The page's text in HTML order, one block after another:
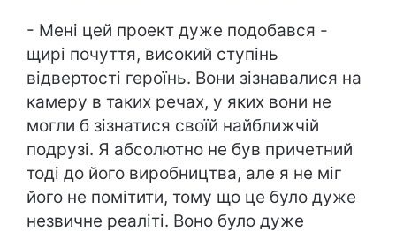
- Мені цей проект дуже подобався -
щирі почуття, високий ступінь
відвертості героїнь. Вони зізнавалися на
камеру в таких речах, у яких вони не
могли б зізнатися своїй найближчій
подрузі. Я абсолютно не був причетний
тоді до його виробництва, але я не міг
його не помітити, тому що це було дуже
незвичне реаліті. Воно було дуже